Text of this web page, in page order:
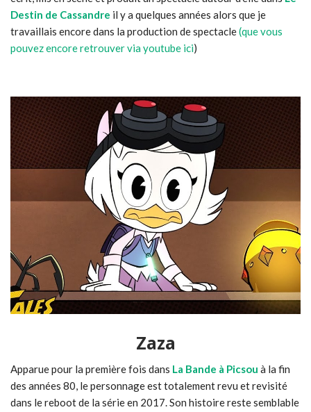
Destin de Cassandre il y a quelques années alors que je
travaillais encore dans la production de spectacle(que vous
pouvez encore retrouver via youtube ici)
Zaza
Apparue pour la première fois dans La Bande à Picsou à la fin
des années 80, le personnage est totalement revu et revisité
dans le reboot de la série en 2017. Son histoire reste semblable